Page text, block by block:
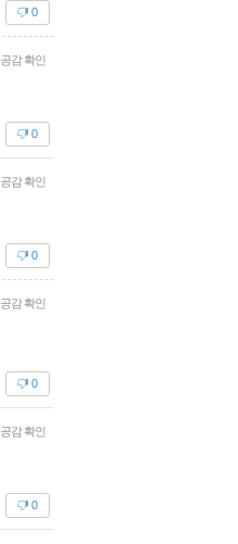
0
공감 확인
0
공감 확인
0
공감 확인
0
공감 확인
0